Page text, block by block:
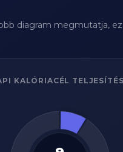
diagram megmutatja,
KALÓRIACÉL